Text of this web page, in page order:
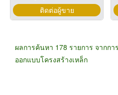
ติดต่อผู้ขาย
ผลการค้นหา 178 รายการ จากก
ออกแบบโครงสร้างเหล็ก